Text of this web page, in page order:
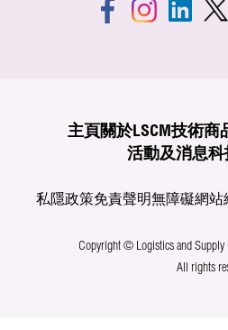
主頁 關於LSCM技術商
活動及消息科
私隱政策免責聲明無障礙網站
Copyright © Logistics and Supply
All rights